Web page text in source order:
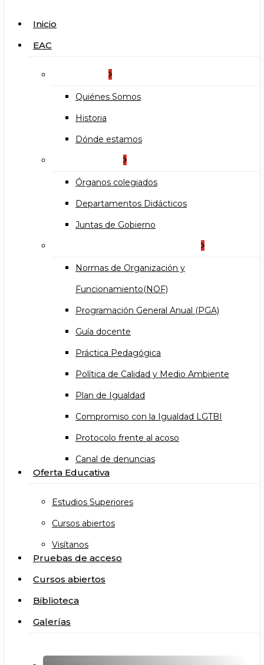
search
Menu
Inicio
EAC
Quiénes Somos
Historia
Dónde estamos
Órganos colegiados
Departamentos Didácticos
Juntas de Gobierno
Normas de Organización y
Funcionamiento(NOF)
Programación General Anual (PGA)
Guía docente
Práctica Pedagógica
Política de Calidad y Medio Ambiente
Plan de Igualdad
Compromiso con la Igualdad LGTBI
Protocolo frente al acoso
Canal de denuncias
Oferta Educativa
Estudios Superiores
Cursos abiertos
Visítanos
Pruebas de acceso
Cursos abiertos
Biblioteca
Galerías